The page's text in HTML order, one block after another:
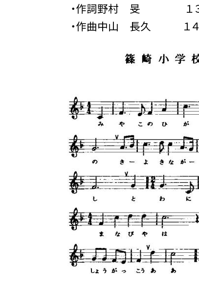
・作詞野村 旻 １３代校
・作曲中山 長久 １４代校